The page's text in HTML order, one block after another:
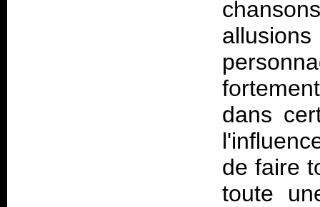
dans
de faire
toute